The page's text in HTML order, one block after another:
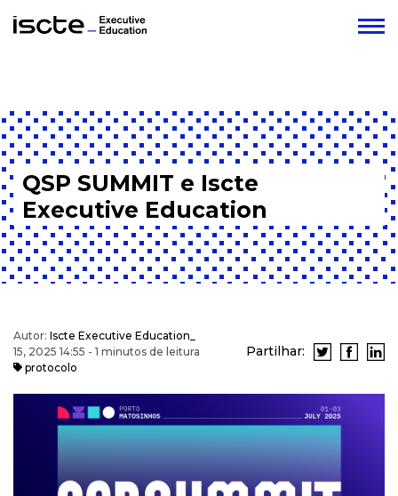
QSP SUMMIT e Iscte
Executive Education
Autor: Iscte Executive Education_
15, 2025 14:55 - 1 minutos de leitura
protocolo
Partilhar: